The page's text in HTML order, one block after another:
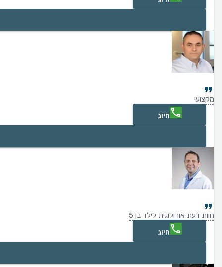
מקצועי
חיוג
חוות דעת אורולוגית לילד בן 5
חיוג